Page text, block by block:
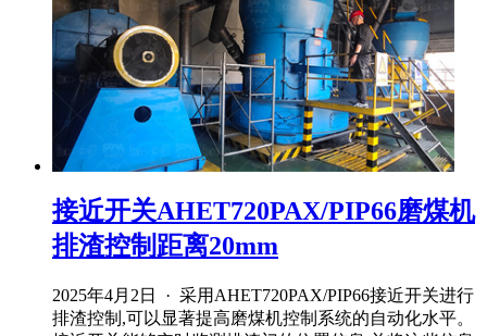
接近开关AHET720PAX/PIP66磨煤机
排渣控制距离20mm
2025年4月2日 · 采用AHET720PAX/PIP66接近开关进行
排渣控制,可以显著提高磨煤机控制系统的自动化水平。